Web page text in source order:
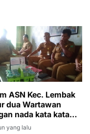
ASN Kec. Lembak
dua Wartawan
nada kata kata
sopan
yang lalu